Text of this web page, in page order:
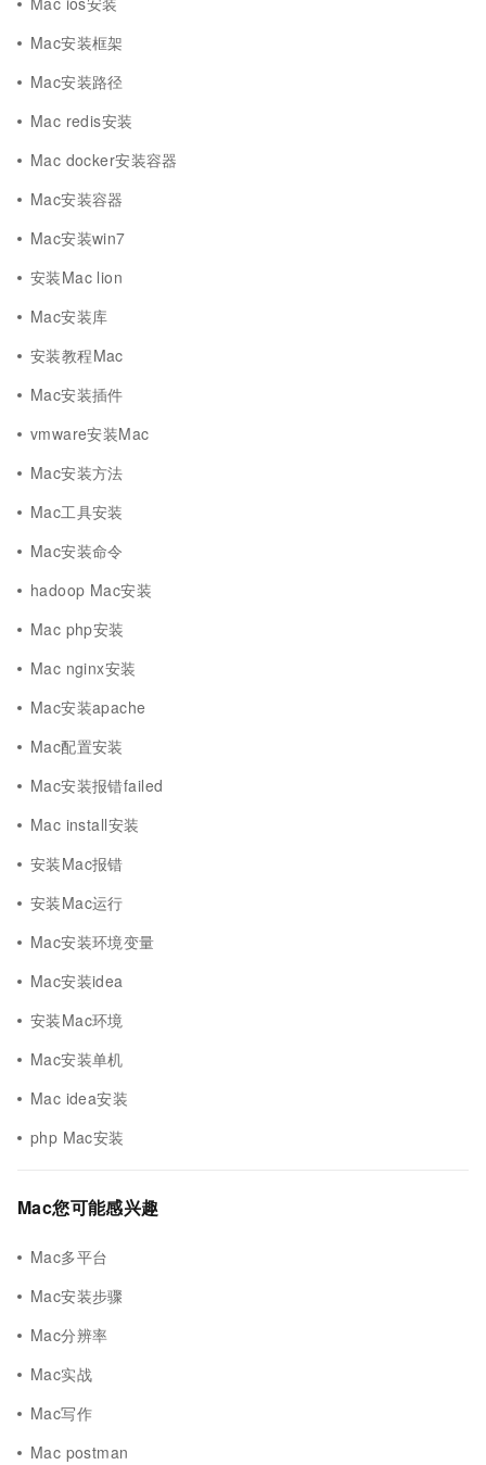
Mac安装框架
Mac安装路径
Mac redis安装
Mac docker安装容器
Mac安装容器
Mac安装win7
安装Mac lion
Mac安装库
安装教程Mac
Mac安装插件
vmware安装Mac
Mac安装方法
Mac工具安装
Mac安装命令
hadoop Mac安装
Mac php安装
Mac nginx安装
Mac安装apache
Mac配置安装
Mac安装报错failed
Mac install安装
安装Mac报错
安装Mac运行
Mac安装环境变量
Mac安装idea
安装Mac环境
Mac安装单机
Mac idea安装
php Mac安装
Mac您可能感兴趣
Mac多平台
Mac安装步骤
Mac分辨率
Mac实战
Mac写作
Mac postman